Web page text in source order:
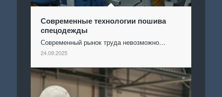
Современные технологии пошива
спецодежды
Современный рынок труда невозможно…
24.09.2025